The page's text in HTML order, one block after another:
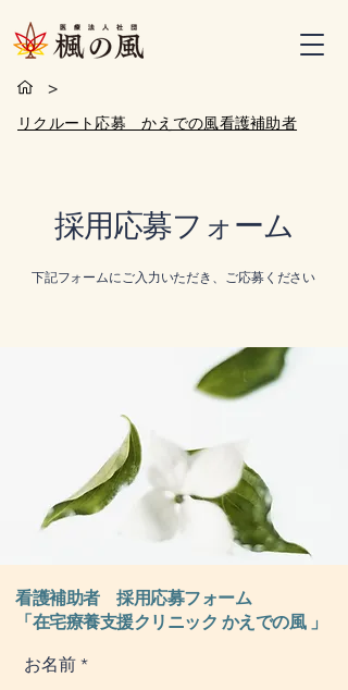
>
リクルート応募 かえでの風看護補助者
採用応募フォーム
下記フォームにご入力いただき、ご応募ください
看護補助者 採用応募フォーム
「在宅療養支援クリニック かえでの風 」
お名前